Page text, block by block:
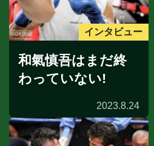
インタビュー
和氣慎吾はまだ終
わっていない!
2023.8.24